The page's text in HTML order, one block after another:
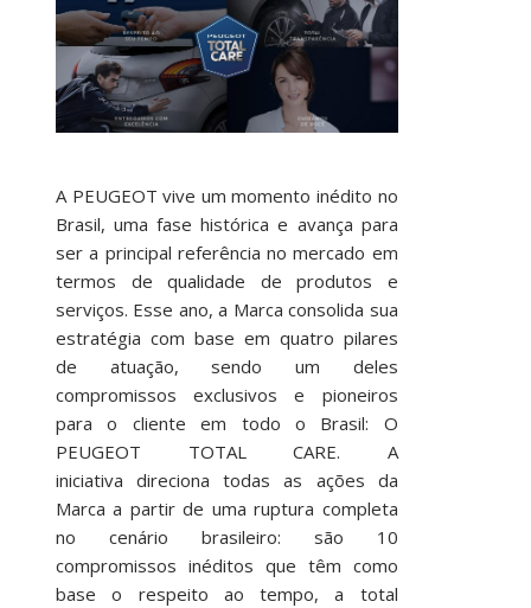
A PEUGEOT vive um momento inédito no
Brasil, uma fase histórica e avança para
ser a principal referência no mercado em
termos de qualidade de produtos e
serviços. Esse ano, a Marca consolida sua
estratégia com base em quatro pilares
de atuação, sendo um deles
compromissos exclusivos e pioneiros
para o cliente em todo o Brasil: O
PEUGEOT TOTAL CARE. A
iniciativa direciona todas as ações da
Marca a partir de uma ruptura completa
no cenário brasileiro: são 10
compromissos inéditos que têm como
base o respeito ao tempo, a total